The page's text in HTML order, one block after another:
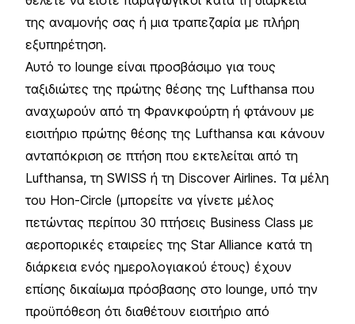
της αναμονής σας ή μια τραπεζαρία με πλήρη
εξυπηρέτηση.
Αυτό το lounge είναι προσβάσιμο για τους
ταξιδιώτες της πρώτης θέσης της Lufthansa που
αναχωρούν από τη Φρανκφούρτη ή φτάνουν με
εισιτήριο πρώτης θέσης της Lufthansa και κάνουν
ανταπόκριση σε πτήση που εκτελείται από τη
Lufthansa, τη SWISS ή τη Discover Airlines. Τα μέλη
του Hon-Circle (μπορείτε να γίνετε μέλος
πετώντας περίπου 30 πτήσεις Business Class με
αεροπορικές εταιρείες της Star Alliance κατά τη
διάρκεια ενός ημερολογιακού έτους) έχουν
επίσης δικαίωμα πρόσβασης στο lounge, υπό την
προϋπόθεση ότι διαθέτουν εισιτήριο από